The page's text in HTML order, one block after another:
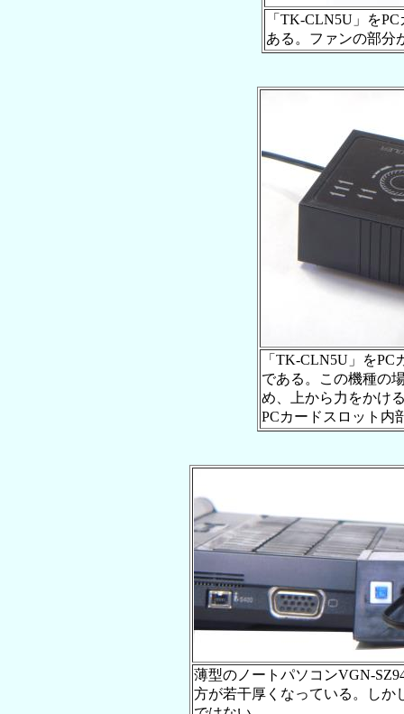
「TK-CLN5U」を
ある。ファンの部分
「TK-CLN5U」を
である。この機種の
め、上から力をかけ
PCカードスロット内
薄型のノートパソコンVGN-
方が若干厚くなっている。しか